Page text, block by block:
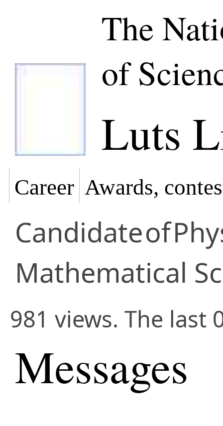
The
of
Luts
Career Awards,
Candidateof
Mathematical
981 views. The last
Messages